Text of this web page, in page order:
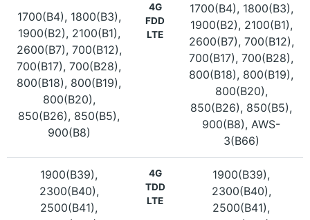
1700(B4), 1800(B3),
1900(B2), 2100(B1),
2600(B7), 700(B12),
700(B17), 700(B28),
800(B18), 800(B19),
800(B20),
850(B26), 850(B5),
900(B8)
4G
FDD
LTE
1700(B4), 1800(B3),
1900(B2), 2100(B1),
2600(B7), 700(B12),
700(B17), 700(B28),
800(B18), 800(B19),
800(B20),
850(B26), 850(B5),
900(B8), AWS-
3(B66)
1900(B39),
2300(B40),
2500(B41),
4G
TDD
LTE
1900(B39),
2300(B40),
2500(B41),